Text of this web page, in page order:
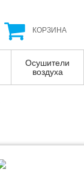
КОРЗИНА
Осушители
воздуха